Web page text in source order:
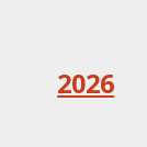
2026